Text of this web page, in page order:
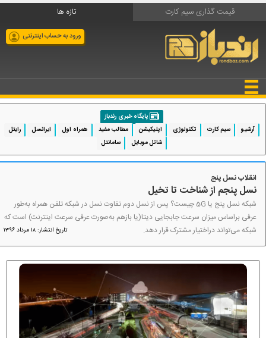
قیمت گذاری سیم کارت تازه ها
ورود به حساب اینترنتی
پایگاه خبری رندباز
آرشیو
سیم کارت تکنولوژی اپلیکیشن مطالب مفید همراه اول ایرانسل
رایتل
شاتل موبایل
سامانتل
انقلاب نسل پنج
نسل پنجم از شناخت تا تخیل
شبکه نسل پنج یا 5G چیست؟ پس از نسل دوم تفاوت نسل‌ در شبکه تلفن همراه به‌طور
عرفی براساس میزان سرعت جابجایی دیتا(یا بازهم به‌صورت عرفی سرعت اینترنت) است که
شبکه می‌تواند دراختیار مشترک قرار دهد.
تاریخ انتشار: ۱۸ مرداد ۱۳۹۶